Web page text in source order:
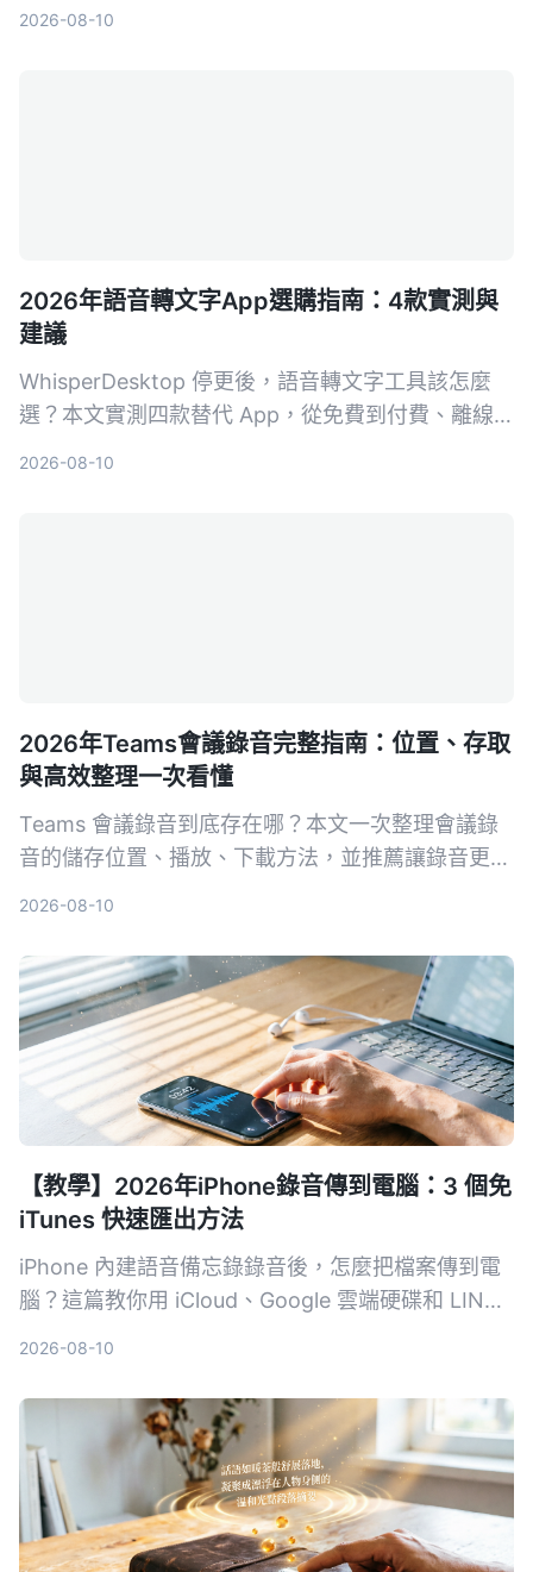
2026-08-10
2026年語音轉文字App選購指南：4款實測與
建議
WhisperDesktop 停更後，語音轉文字工具該怎麼
選？本文實測四款替代 App，從免費到付費、離線
2026-08-10
2026年Teams會議錄音完整指南：位置、存取
與高效整理一次看懂
Teams 會議錄音到底存在哪？本文一次整理會議錄
音的儲存位置、播放、下載方法，並推薦讓錄音更好
2026-08-10
【教學】2026年iPhone錄音傳到電腦：3 個免
iTunes 快速匯出方法
iPhone 內建語音備忘錄錄音後，怎麼把檔案傳到電
腦？這篇教你用 iCloud、Google 雲端硬碟和 LINE
2026-08-10